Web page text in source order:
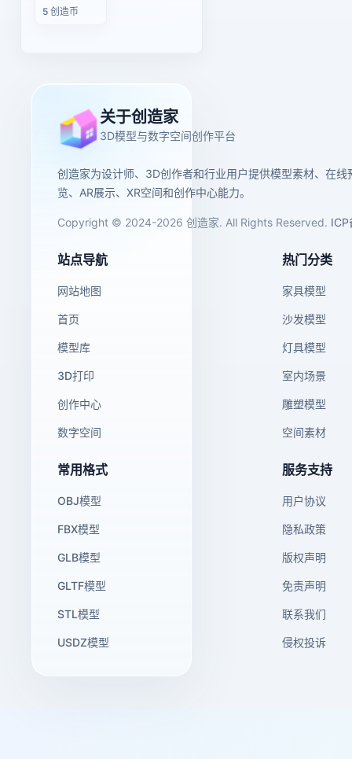
5 创造币
关于创造家
3D模型与数字空间创作平台
创造家为设计师、3D创作者和行业用户提供模型素材、在线
览、AR展示、XR空间和创作中心能力。
Copyright © 2024-2026 创造家. All Rights Reserved. ICP
站点导航
网站地图
首页
模型库
3D打印
创作中心
数字空间
热门分类
家具模型
沙发模型
灯具模型
室内场景
雕塑模型
空间素材
常用格式
OBJ模型
FBX模型
GLB模型
GLTF模型
STL模型
USDZ模型
服务支持
用户协议
隐私政策
版权声明
免责声明
联系我们
侵权投诉